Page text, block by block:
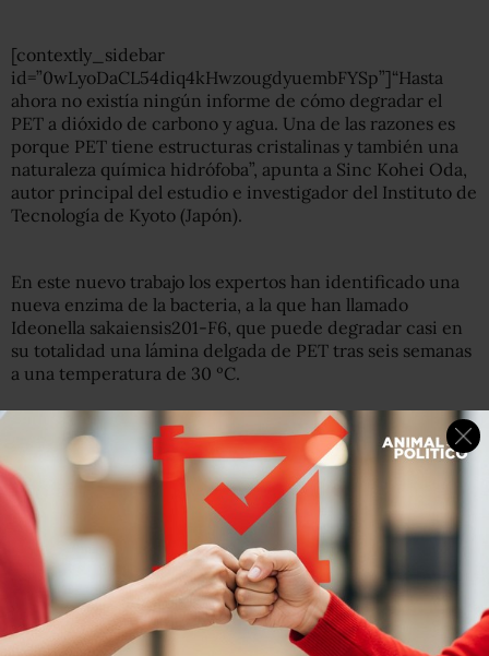
[contextly_sidebar
id=”0wLyoDaCL54diq4kHwzougdyuembFYSp”]“Hasta
ahora no existía ningún informe de cómo degradar el
PET a dióxido de carbono y agua. Una de las razones es
porque PET tiene estructuras cristalinas y también una
naturaleza química hidrófoba”, apunta a Sinc Kohei Oda,
autor principal del estudio e investigador del Instituto de
Tecnología de Kyoto (Japón).
En este nuevo trabajo los expertos han identificado una
nueva enzima de la bacteria, a la que han llamado
Ideonella sakaiensis201-F6, que puede degradar casi en
su totalidad una lámina delgada de PET tras seis semanas
a una temperatura de 30 ºC.
Además, una investigación más profunda acabó
identificando otra enzima, ISF6_4831, que funciona con
agua para descomponer el PET en una sustancia
intermedia que a su vez puede descomponerse en una
segunda enzima, ISF6_0224.